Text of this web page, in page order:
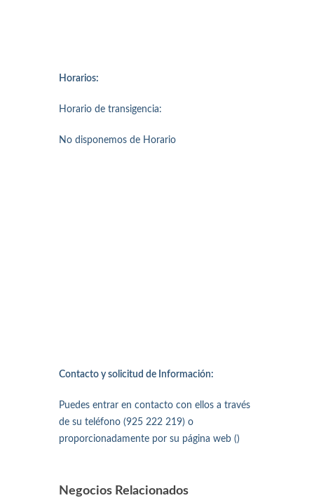
Horarios:
Horario de transigencia:
No disponemos de Horario
Contacto y solicitud de Información:
Puedes entrar en contacto con ellos a través
de su teléfono (925 222 219) o
proporcionadamente por su página web ()
Negocios Relacionados